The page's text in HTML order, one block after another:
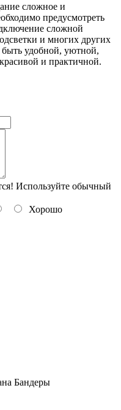
сложное и
предусмотреть
сложной
и многих других
удобной, уютной,
и практичной.
Используйте обычный
Хорошо
Бандеры